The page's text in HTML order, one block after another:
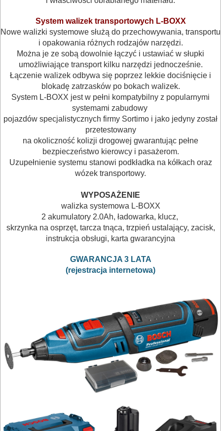
OBRÓBKA
METALU
WARSZTATOWE
I
RĘCZNE
NARZĘDZIA
I
HYDRAULICZNE
NARZĘDZIA
PNEUMATYCZNE
AKCESORIA
KOMPRESORY
NARZĘDZIA
ROZRUCHOWE
PROSTOWNIKI
I
PRĄDOWE
System walizek transportowych L-BOXX
Nowe walizki systemowe służą do przechowywania, transportu
i opakowania różnych rodzajów narzędzi.
Można je ze sobą dowolnie łączyć i ustawiać w słupki
umożliwiające transport kilku narzędzi jednocześnie.
Łączenie walizek odbywa się poprzez lekkie dociśnięcie i
blokadę zatrzasków po bokach walizek.
System L-BOXX jest w pełni kompatybilny z popularnymi
systemami zabudowy
pojazdów specjalistycznych firmy Sortimo i jako jedyny został
przetestowany
na okoliczność kolizji drogowej gwarantując pełne
bezpieczeństwo kierowcy i pasażerom.
Uzupełnienie systemu stanowi podkładka na kółkach oraz
wózek transportowy.
WYPOSAŻENIE
walizka systemowa L-BOXX
2 akumulatory 2.0Ah, ładowarka, klucz,
skrzynka na osprzęt, tarcza tnąca, trzpień ustalający, zacisk,
instrukcja obsługi, karta gwarancyjna
GWARANCJA 3 LATA
(rejestracja internetowa)